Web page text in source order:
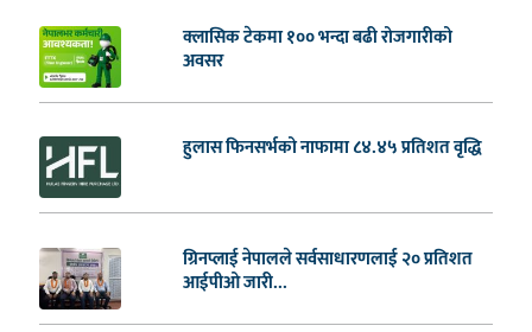
क्लासिक टेकमा १०० भन्दा बढी रोजगारीको
अवसर
हुलास फिनसर्भको नाफामा ८४.४५ प्रतिशत वृद्धि
ग्रिनप्लाई नेपालले सर्वसाधारणलाई २० प्रतिशत
आईपीओ जारी...